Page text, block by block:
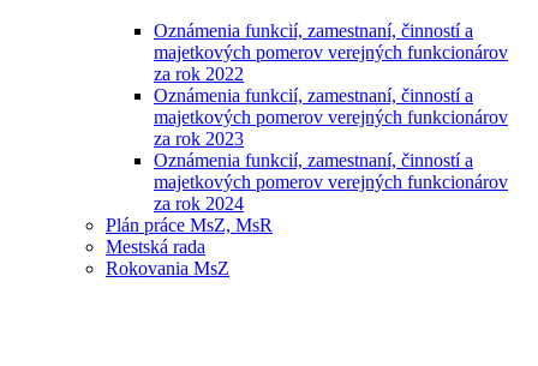
Oznámenia funkcií, zamestnaní, činností a
majetkových pomerov verejných funkcionárov
za rok 2022
Oznámenia funkcií, zamestnaní, činností a
majetkových pomerov verejných funkcionárov
za rok 2023
Oznámenia funkcií, zamestnaní, činností a
majetkových pomerov verejných funkcionárov
za rok 2024
Plán práce MsZ, MsR
Mestská rada
Rokovania MsZ